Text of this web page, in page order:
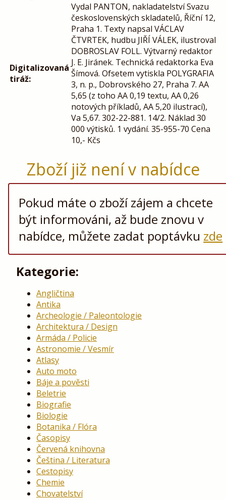
Digitalizovaná
tiráž:
Vydal PANTON, nakladatelství Svazu
československých skladatelů, Říční 12,
Praha 1. Texty napsal VÁCLAV
ČTVRTEK, hudbu JIŘÍ VÁLEK, ilustroval
DOBROSLAV FOLL. Výtvarný redaktor
J. E. Jiránek. Technická redaktorka Eva
Šímová. Ofsetem vytiskla POLYGRAFIA
3, n. p., Dobrovského 27, Praha 7. AA
5,65 (z toho AA 0,19 textu, AA 0,26
notových příkladů, AA 5,20 ilustrací),
Va 5,67. 302-22-881. 14/2. Náklad 30
000 výtisků. 1 vydání. 35-955-70 Cena
10,- Kčs
Zboží již není v nabídce
Pokud máte o zboží zájem a chcete
být informováni, až bude znovu v
nabídce, můžete zadat poptávku zde
Kategorie:
Angličtina
Antika
Archeologie / Paleontologie
Architektura / Design
Armáda / Policie
Astronomie / Vesmír
Atlasy
Auto moto
Báje a pověsti
Beletrie
Biografie
Biologie
Botanika / Flóra
Časopisy
Červená knihovna
Čeština / Literatura
Cestopisy
Chemie
Chovatelství